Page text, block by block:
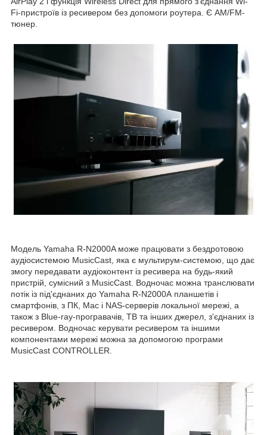
Fi-пристроїв із ресивером без допомоги роутера. Є AM/FM-
тюнер.
Модель Yamaha R-N2000A може працювати з бездротовою
аудіосистемою MusicCast, яка є мультирум-системою, що дає
змогу передавати аудіоконтент із ресивера на будь-який
пристрій, сумісний з MusicCast. Водночас можна транслювати
потік із під'єднаних до Yamaha R-N2000A планшетів і
смартфонів, з ПК, Mac і NAS-серверів локальної мережі, а
також з Blue-ray-програвачів, ТВ та інших джерел, з'єднаних із
ресивером. Водночас керувати ресивером та іншими
компонентами мережі можна за допомогою програми
MusicCast CONTROLLER.